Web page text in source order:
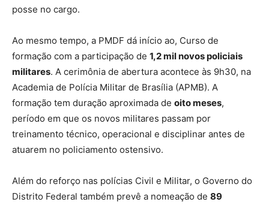
posse no cargo.
Ao mesmo tempo, a PMDF dá início ao, Curso de
formação com a participação de 1,2 mil novos policiais
militares. A cerimônia de abertura acontece às 9h30, na
Academia de Polícia Militar de Brasília (APMB). A
formação tem duração aproximada de oito meses,
período em que os novos militares passam por
treinamento técnico, operacional e disciplinar antes de
atuarem no policiamento ostensivo.
Além do reforço nas polícias Civil e Militar, o Governo do
Distrito Federal também prevê a nomeação de 89